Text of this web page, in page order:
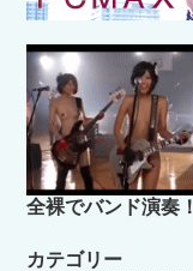
全裸でバンド演奏！
カテゴリー